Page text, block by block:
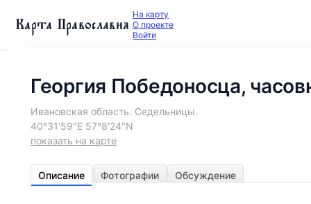
Карта Православия На карту
О проекте
Войти
Георгия Победоносца,
Ивановская область. Седельницы.
40°31′59″E 57°8′24″N
показать на карте
Описание Фотографии Обсуждение